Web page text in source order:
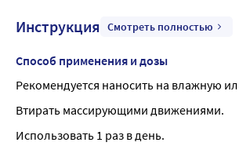
Инструкция Смотреть полностью
Способ применения и дозы
Рекомендуется наносить на влажную
Втирать массирующими движениями.
Использовать 1 раз в день.